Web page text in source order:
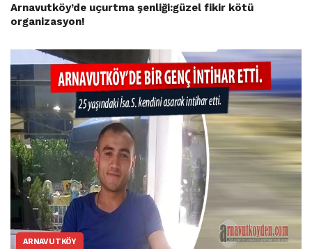
Arnavutköy’de uçurtma şenliği:güzel fikir kötü
organizasyon!
ARNAVUTKÖY